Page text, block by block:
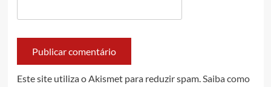
Este site utiliza o Akismet para reduzir spam.Saiba como